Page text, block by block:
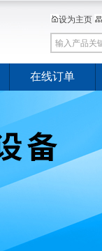
设为主页
在线订单